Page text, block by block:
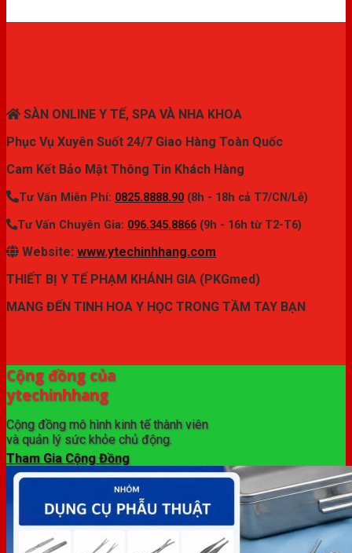
SÀN ONLINE Y TẾ, SPA VÀ NHA KHOA
Phục Vụ Xuyên Suốt 24/7 Giao Hàng Toàn Quốc
Cam Kết Bảo Mật Thông Tin Khách Hàng
Tư Vấn Miễn Phí: 0825.8888.90 (8h - 18h cả T7/CN/Lễ)
Tư Vấn Chuyên Gia: 096.345.8866 (9h - 16h từ T2-T6)
Website: www.ytechinhhang.com
THIẾT BỊ Y TẾ PHẠM KHÁNH GIA (PKGmed)
MANG ĐẾN TINH HOA Y HỌC TRONG TẦM TAY BẠN
Cộng đồng của
ytechinhhang
Cộng đồng mô hình kinh tế thành viên
và quản lý sức khỏe chủ động.
Tham Gia Cộng Đồng